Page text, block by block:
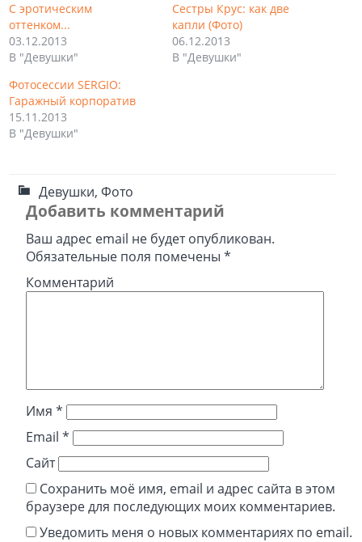
С эротическим
оттенком...
03.12.2013
В "Девушки"
Сестры Крус: как две
капли (Фото)
06.12.2013
В "Девушки"
Фотосессии SERGIO:
Гаражный корпоратив
15.11.2013
В "Девушки"
Девушки,Фото
Добавить комментарий
Ваш адрес email не будет опубликован.
Обязательные поля помечены*
Комментарий
Имя*
Email*
Сайт
Сохранить моё имя, email и адрес сайта в этом
браузере для последующих моих комментариев.
Уведомить меня о новых комментариях по email.